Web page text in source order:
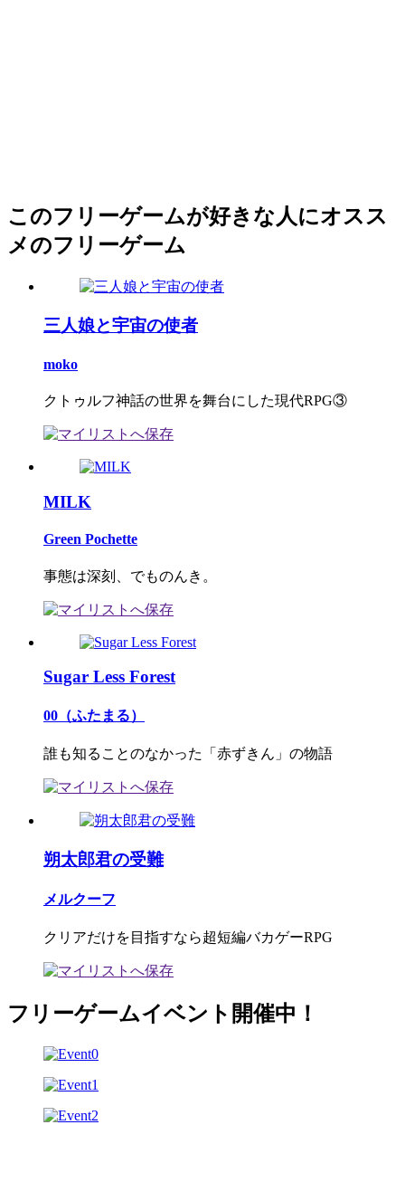
このフリーゲームが好きな人にオスス
メのフリーゲーム
三人娘と宇宙の使者
moko
クトゥルフ神話の世界を舞台にした現代RPG③
MILK
Green Pochette
事態は深刻、でものんき。
Sugar Less Forest
00（ふたまる）
誰も知ることのなかった「赤ずきん」の物語
朔太郎君の受難
メルクーフ
クリアだけを目指すなら超短編バカゲーRPG
フリーゲームイベント開催中！